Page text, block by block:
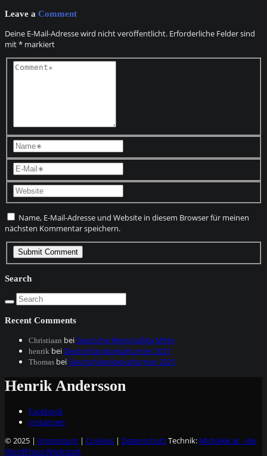
Leave a Comment
Deine E-Mail-Adresse wird nicht veröffentlicht. Erforderliche Felder sind
mit* markiert
Name, E-Mail-Adresse und Website in diesem Browser für meinen
nächsten Kommentar speichern.
Search
Recent Comments
Christiaan bei Deutsche Regionalliga Mitte
henrik bei Deutschlandpokalturnier 2021
Thomas bei Deutschlandpokalturnier 2021
Henrik Andersson
Facebook
Instagram
© 2025 | Impressum | Cookies | DatenschutzTechnik: Michalek.at - die
WordPress-Werkstatt